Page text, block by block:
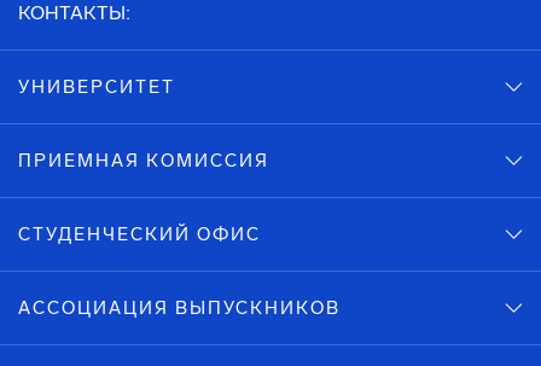
КОНТАКТЫ:
УНИВЕРСИТЕТ
ПРИЕМНАЯ КОМИССИЯ
СТУДЕНЧЕСКИЙ ОФИС
АССОЦИАЦИЯ ВЫПУСКНИКОВ